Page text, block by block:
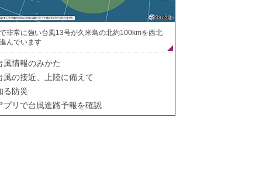
非常に強い台風13号が久米島の北約100kmを西北
んでいます
風情報のみかた
風の接近、上陸に備えて
る防災
プリで台風進路予報を確認